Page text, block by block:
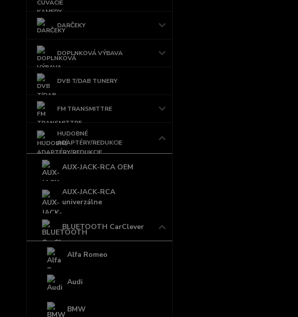
DARČEKY
DOPLNKOVÁ VÝBAVA
DVB T/DAB TUNERY
FM TRANSMITTRE
HUDOBNÉ
ADAPTÉRY/REDUKCIE
AUX-JACK-RCA OEM
AUX-JACK-RCA
univerzálne
BLUETOOTH CarClever
Alfa Romeo
Audi
BMW